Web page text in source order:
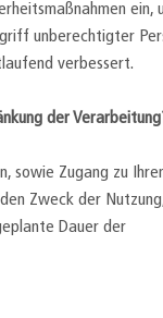
ein,
unberechtigter
verbessert.
der
sowie Zugang zu
Zweck der
Dauer der